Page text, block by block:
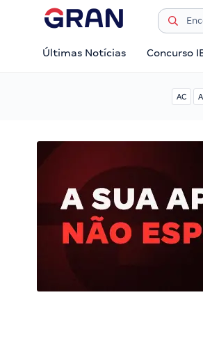
Últimas Notícias Concurso
AC